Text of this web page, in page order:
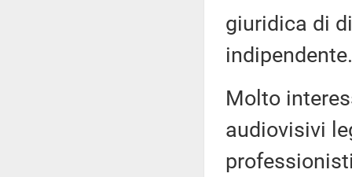
giuridica di
indipendente.
Molto
audiovisivi